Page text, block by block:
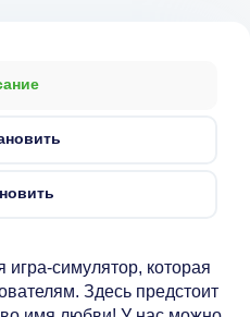
игра-симулятор, которая
Здесь предстоит